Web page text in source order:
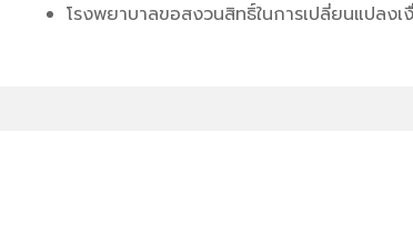
โรงพยาบาลขอสงวนสิทธิ์ในการเปลี่ยนแปลง